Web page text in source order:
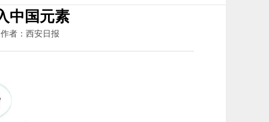
中国元素
者：西安日报